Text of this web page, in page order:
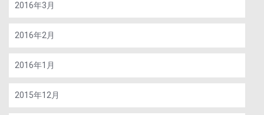
2016年3月
2016年2月
2016年1月
2015年12月